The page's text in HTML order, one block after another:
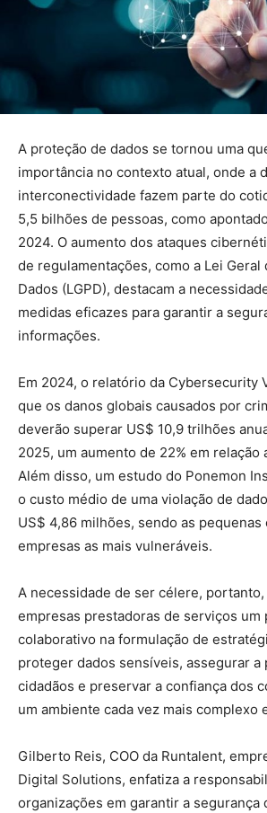
A proteção de dados se tornou uma
importância no contexto atual, onde a
interconectividade fazem parte do
5,5 bilhões de pessoas, como
2024. O aumento dos ataques
de regulamentações, como a Lei Geral
Dados (LGPD), destacam a
medidas eficazes para garantir a
informações.
Em 2024, o relatório da Cybersecurity
que os danos globais causados por
deverão superar US$ 10,9 trilhões
2025, um aumento de 22% em relação
Além disso, um estudo do Ponemon
o custo médio de uma violação de
US$ 4,86 milhões, sendo as pequenas
empresas as mais vulneráveis.
A necessidade de ser célere, portanto,
empresas prestadoras de serviços um
colaborativo na formulação de
proteger dados sensíveis, assegurar a
cidadãos e preservar a confiança dos
um ambiente cada vez mais complexo
Gilberto Reis, COO da Runtalent,
Digital Solutions, enfatiza a
organizações em garantir a segurança